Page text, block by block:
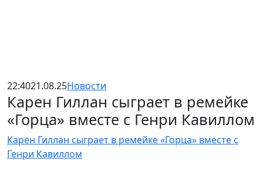
22:4021.08.25Новости
Карен Гиллан сыграет в ремейке
«Горца» вместе с Генри Кавиллом
Карен Гиллан сыграет в ремейке «Горца» вместе с
Генри Кавиллом